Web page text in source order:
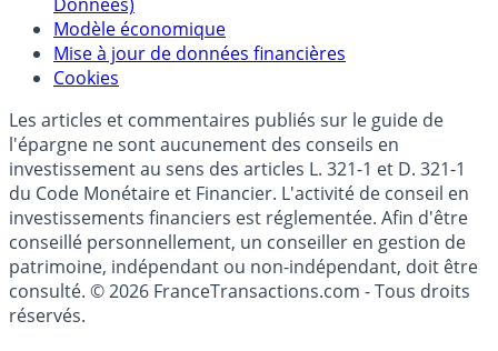
(RGPD - Règlement Général de Protection des
Données)
Modèle économique
Mise à jour de données financières
Cookies
Les articles et commentaires publiés sur le guide de
l'épargne ne sont aucunement des conseils en
investissement au sens des articles L. 321-1 et D. 321-1
du Code Monétaire et Financier. L'activité de conseil en
investissements financiers est réglementée. Afin d'être
conseillé personnellement, un conseiller en gestion de
patrimoine, indépendant ou non-indépendant, doit être
consulté. © 2026 FranceTransactions.com - Tous droits